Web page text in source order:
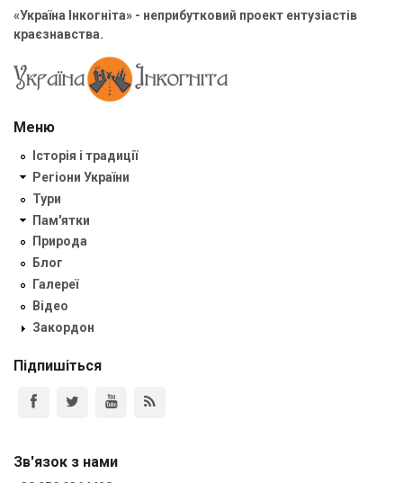
«Україна Інкогніта» - неприбутковий проект ентузіастів
краєзнавства.
Меню
Історія і традиції
Регіони України
Тури
Пам'ятки
Природа
Блог
Галереї
Відео
Закордон
Підпишіться
Зв'язок з нами